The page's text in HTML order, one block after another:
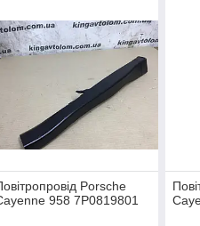
Porsche
958 7P0819801